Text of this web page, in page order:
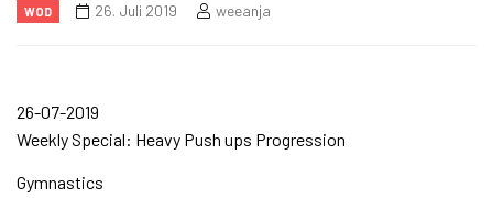
WOD 26. Juli 2019 weeanja
26-07-2019
Weekly Special: Heavy Push ups Progression
Gymnastics